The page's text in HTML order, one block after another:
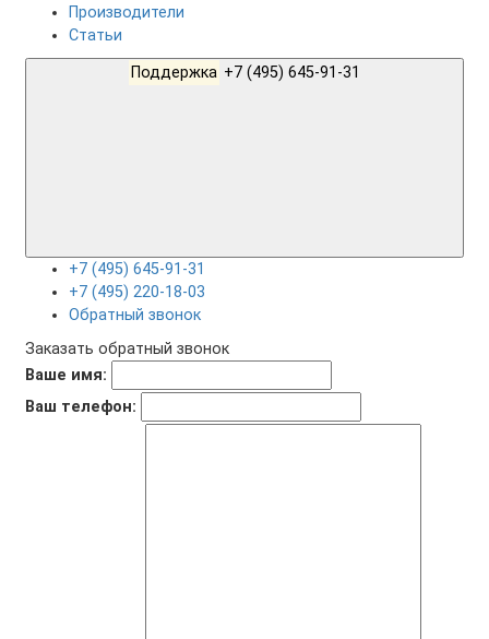
Производители
Статьи
Поддержка
+7 (495) 645-91-31
+7 (495) 220-18-03
Обратный звонок
Заказать обратный звонок
Ваше имя:
Ваш телефон: